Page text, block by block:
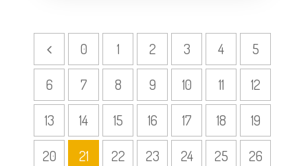
0 1 2 3 4
5
6
7 8 9 10 11
12
13
14 15 16 17 18
19
20
21 22 23 24 25
26